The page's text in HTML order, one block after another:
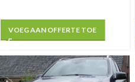
VOEG AAN OFFERTE TOE